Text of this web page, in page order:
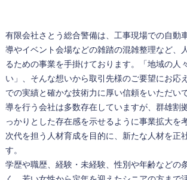
有限会社さとう総合警備は、工事現場での自動
導やイベント会場などの雑踏の混雑整理など、
るための事業を手掛けております。「地域の人
い」、そんな想いから取引先様のご要望にお応
での実績と確かな技術力に厚い信頼をいただい
導を行う会社は多数存在していますが、群雄割
っかりとした存在感を示せるように事業拡大を
次代を担う人材育成を目的に、新たな人材を正
す。
学歴や職歴、経験・未経験、性別や年齢などの